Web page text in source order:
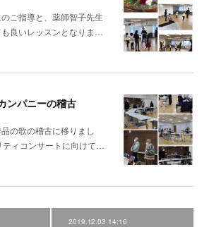
ご指導と、薬師智子先生
良いレッスンとなりま…
ンパニーの稽古
の歌の稽古に移りまし
ティコンサートに向けて…
2019.12.03 14:16